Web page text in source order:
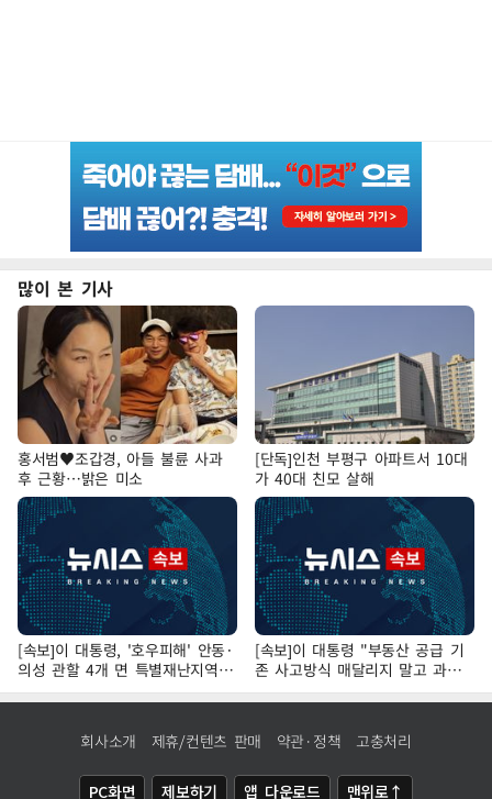
많이 본 기사
홍서범♥조갑경, 아들 불륜 사과
후 근황…밝은 미소
[단독]인천 부평구 아파트서 10대
가 40대 친모 살해
[속보]이 대통령, '호우피해' 안동·
의성 관할 4개 면 특별재난지역
선포
[속보]이 대통령 "부동산 공급 기
존 사고방식 매달리지 말고 과감
히 실천"
회사소개 제휴/컨텐츠 판매 약관·정책 고충처리
PC화면 제보하기 앱 다운로드 맨위로↑